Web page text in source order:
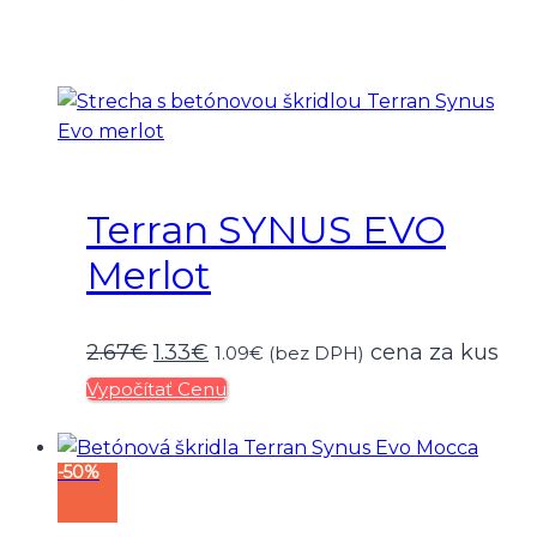
Terran SYNUS EVO
Merlot
2.67€Pôvodná
cena
bola:
1.33€ Aktuálna
cena
je:
1.09€ (bez DPH) cena za kus
Vypočítať Cenu
-50%